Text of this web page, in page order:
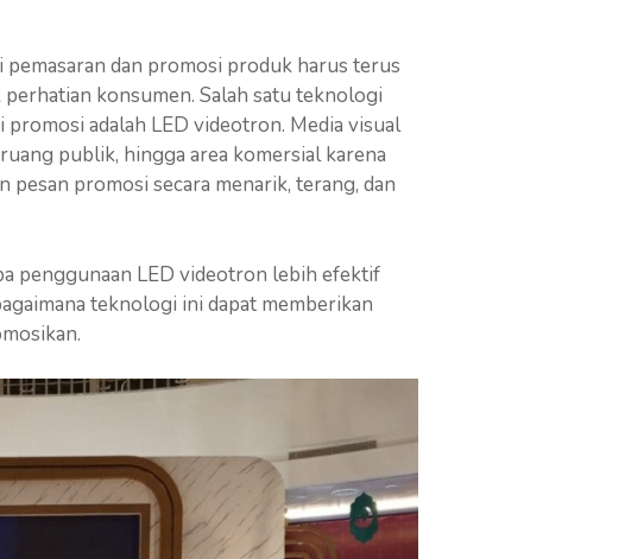
dan promosi produk harus terus
konsumen. Salah satu teknologi
adalah LED videotron. Media visual
publik, hingga area komersial karena
pesan promosi secara menarik, terang, dan
penggunaan LED videotron lebih efektif
teknologi ini dapat memberikan